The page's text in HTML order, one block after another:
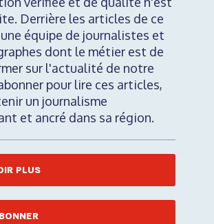
Derrière les articles de ce
équipe de journalistes et
dont le métier est de
sur l'actualité de notre
pour lire ces articles,
un journalisme
et ancré dans sa région.
PLUS